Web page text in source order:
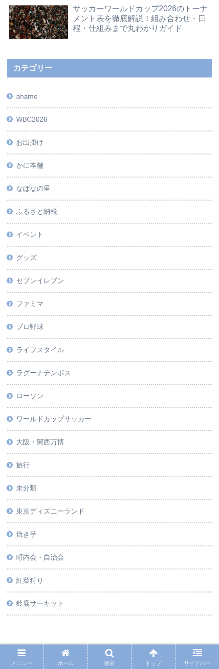
サッカーワールドカップ2026のトーナ
メント表を徹底解説！組み合わせ・日
程・仕組みまで丸わかりガイド
カテゴリー
ahamo
WBC2026
お出掛け
かに本舗
なばなの里
ふるさと納税
イベント
グッズ
セブンイレブン
ファミマ
プロ野球
ライフスタイル
ラグーナテンボス
ローソン
ワールドカップサッカー
大阪・関西万博
旅行
未分類
東京ディズニーランド
焼き芋
町内会・自治会
紅葉狩り
鈴鹿サーキット
メニュー ホーム 検索 トップ サイドバー